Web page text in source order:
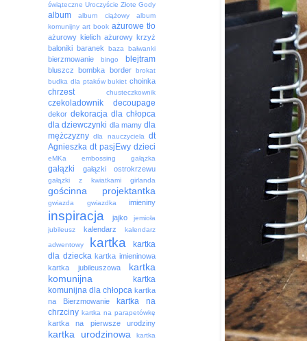
świąteczne Uroczyście Złote Gody
album album ciążowy
album
komunijny art book ażurowe tło
ażurowy kielich ażurowy krzyż
baloniki baranek baza bałwanki
bierzmowanie bingo blejtram
bluszcz bombka border brokat
budka dla ptaków bukiet choinka
chrzest chusteczkownik
czekoladownik decoupage
dekor dekoracja dla chłopca
dla dziewczynki dla mamy dla
mężczyzny dla nauczyciela dt
Agnieszka dt pasjEwy dzieci
eMKa embossing gałązka
gałązki gałązki ostrokrzewu
gałązki z kwiatkami girlanda
gościnna projektantka
gwiazda gwiazdka imieniny
inspiracja jajko
jemioła
jubileusz
kalendarz
kalendarz
adwentowy
kartka
kartka
dla dziecka kartka imieninowa
kartka jubileuszowa
kartka
komunijna
kartka
komunijna dla chłopca kartka
na Bierzmowanie
kartka na
chrzciny kartka na parapetówkę
kartka na pierwsze urodziny
kartka urodzinowa
kartka